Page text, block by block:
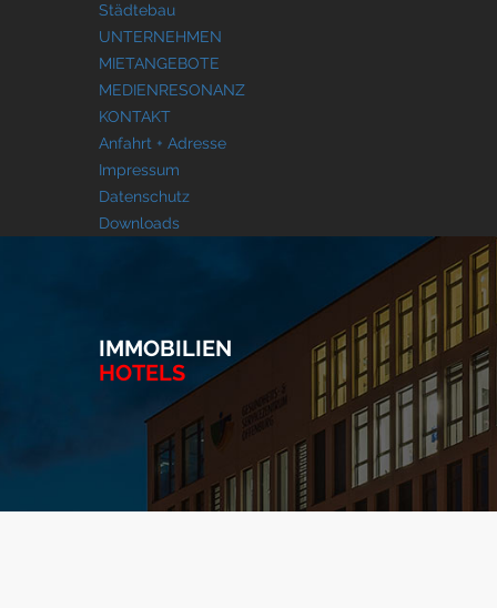
Städtebau
UNTERNEHMEN
MIETANGEBOTE
MEDIENRESONANZ
KONTAKT
Anfahrt + Adresse
Impressum
Datenschutz
Downloads
IMMOBILIEN
HOTELS